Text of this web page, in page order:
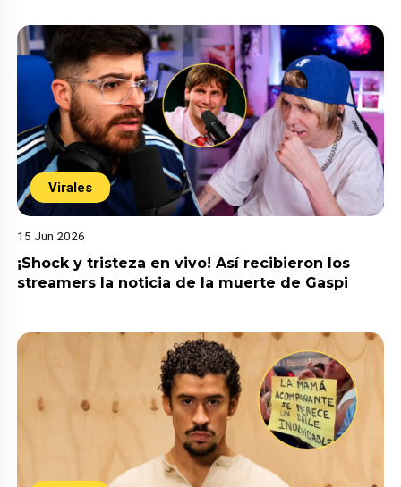
Virales
15 Jun 2026
¡Shock y tristeza en vivo! Así recibieron los
streamers la noticia de la muerte de Gaspi